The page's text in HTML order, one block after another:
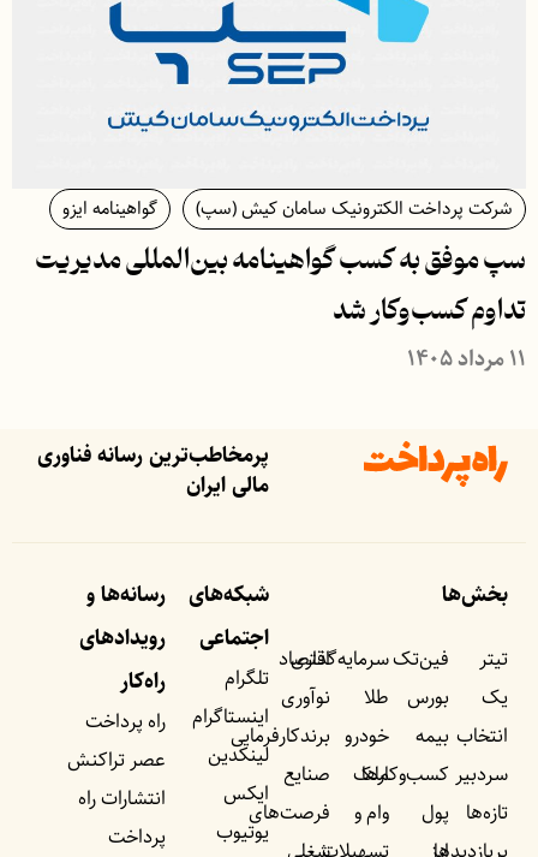
شرکت پرداخت الکترونیک سامان کیش (سپ) گواهینامه ایزو
سپ موفق به کسب گواهینامه بین‌المللی مدیریت
تداوم کسب‌و‌کار شد
۱۱ مرداد ۱۴۰۵
پرمخاطب‌ترین رسانه فناوری
مالی ایران
بخش‌ها
تیتر
یک
انتخاب
سردبیر
تازه‌ها
فین‌تک
بورس
بیمه
کسب‌وکار‌ها
پول
سرمایه‌گذاری
طلا
خودرو
ملک
وام و
اقتصاد
نوآوری
برندکارفرمایی
صنایع
فرصت‌های
شبکه‌های
اجتماعی
تلگرام
اینستاگرام
لینکدین
ایکس
یوتیوب
رسانه‌ها و
رویداد‌های
راه‌کار
راه پرداخت
عصر تراکنش
انتشارات راه
پرداخت